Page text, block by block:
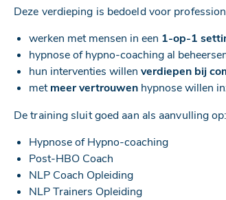
Deze verdieping is bedoeld voor
werken met mensen in een 1-op-1
hypnose of hypno-coaching al
hun interventies willen verdiepen bij
metmeer vertrouwen hypnose willen
De training sluit goed aan als aanvulling op:
Hypnose of Hypno-coaching
Post-HBO Coach
NLP Coach Opleiding
NLP Trainers Opleiding